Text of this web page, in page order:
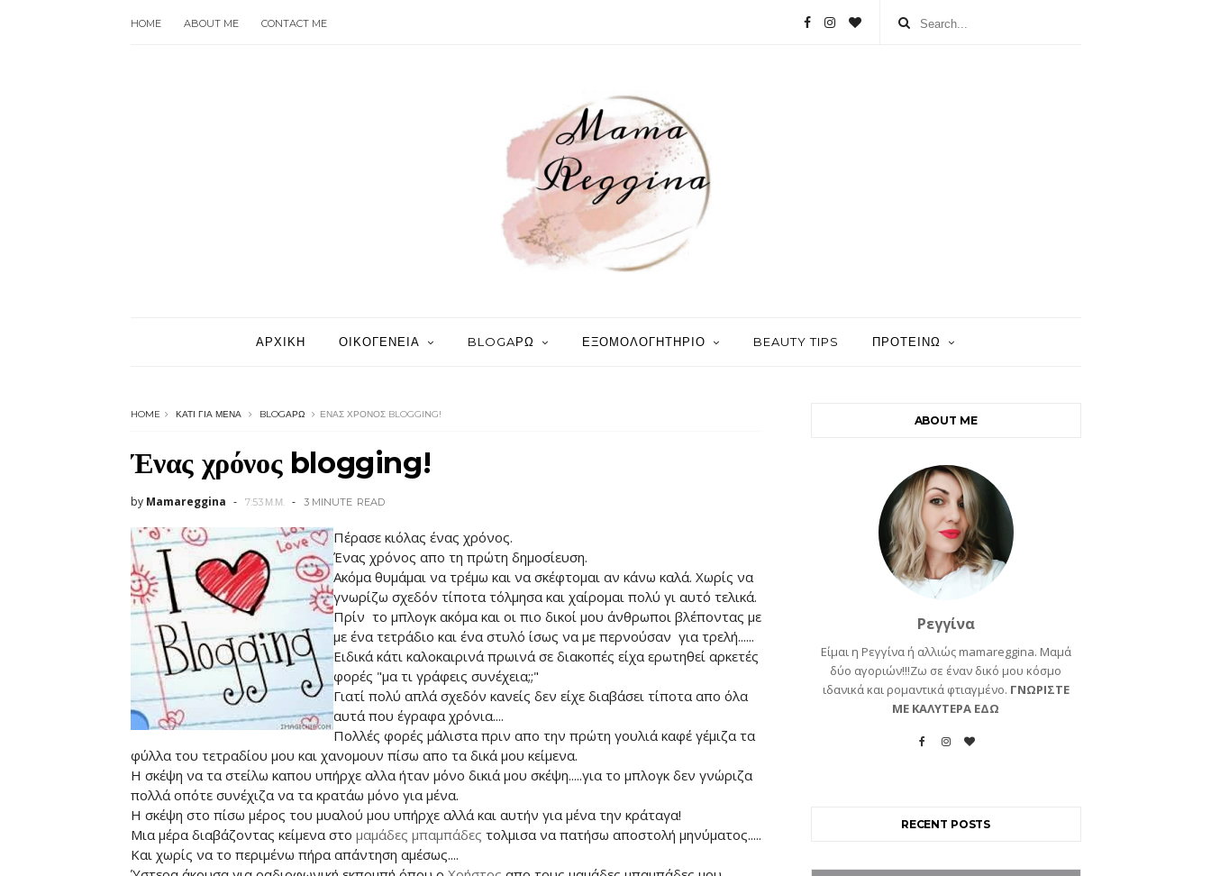
HOME ABOUT ME CONTACT ME
ΑΡΧΙΚΗ ΟΙΚΟΓΕΝΕΙΑ BLOGAΡΩ ΕΞΟΜΟΛΟΓΗΤΗΡΙΟ BEAUTY TIPS ΠΡΟΤΕΙΝΩ
HOME ΚΆΤΙ ΓΙΑ ΜΈΝΑ BLOGΆΡΩ ΈΝΑΣ ΧΡΌΝΟΣ BLOGGING!
Ένας χρόνος blogging!
by Mamareggina 7:53 Μ.Μ. 3 MINUTE READ
Πέρασε κιόλας ένας χρόνος.
Ένας χρόνος απο τη πρώτη δημοσίευση.
Ακόμα θυμάμαι να τρέμω και να σκέφτομαι αν κάνω καλά. Χωρίς να
γνωρίζω σχεδόν τίποτα τόλμησα και χαίρομαι πολύ γι αυτό τελικά.
Πρίν το μπλογκ ακόμα και οι πιο δικοί μου άνθρωποι βλέποντας με
με ένα τετράδιο και ένα στυλό ίσως να με περνούσαν για τρελή......
Ειδικά κάτι καλοκαιρινά πρωινά σε διακοπές είχα ερωτηθεί αρκετές
φορές "μα τι γράφεις συνέχεια;;"
Γιατί πολύ απλά σχεδόν κανείς δεν είχε διαβάσει τίποτα απο όλα
αυτά που έγραφα χρόνια....
Πολλές φορές μάλιστα πριν απο την πρώτη γουλιά καφέ γέμιζα τα
φύλλα του τετραδίου μου και χανομουν πίσω απο τα δικά μου κείμενα.
Η σκέψη να τα στείλω καπου υπήρχε αλλα ήταν μόνο δικιά μου σκέψη.....για το μπλογκ δεν γνώριζα
πολλά οπότε συνέχιζα να τα κρατάω μόνο για μένα.
Η σκέψη στο πίσω μέρος του μυαλού μου υπήρχε αλλά και αυτήν για μένα την κράταγα!
Μια μέρα διαβάζοντας κείμενα στο μαμάδες μπαμπάδες τολμισα να πατήσω αποστολή μηνύματος.....
Και χωρίς να το περιμένω πήρα απάντηση αμέσως....
ABOUT ME
Ρεγγίνα
Είμαι η Ρεγγίνα ή αλλιώς mamareggina. Μαμά
δύο αγοριών!!!Ζω σε έναν δικό μου κόσμο
ιδανικά και ρομαντικά φτιαγμένο. ΓΝΩΡΙΣΤΕ
ΜΕ ΚΑΛΥΤΕΡΑ ΕΔΩ
RECENT POSTS